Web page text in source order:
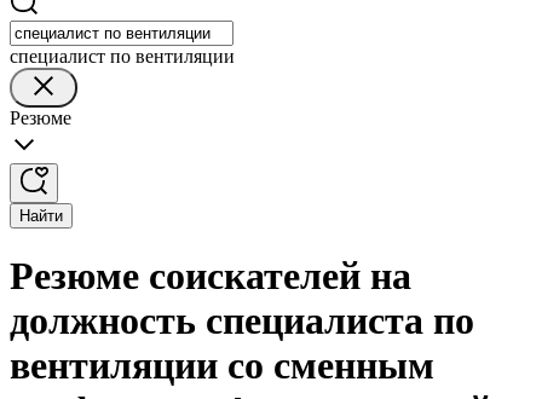
специалист по вентиляции
Резюме
Найти
Резюме соискателей на
должность специалиста по
вентиляции со сменным